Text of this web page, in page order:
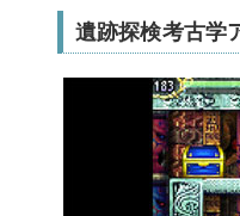
遺跡探検考古学